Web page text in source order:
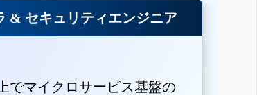
& セキュリティエンジニア
でマイクロサービス基盤の